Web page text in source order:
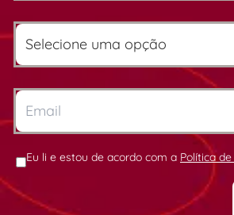
Eu li e estou de acordo com a Política